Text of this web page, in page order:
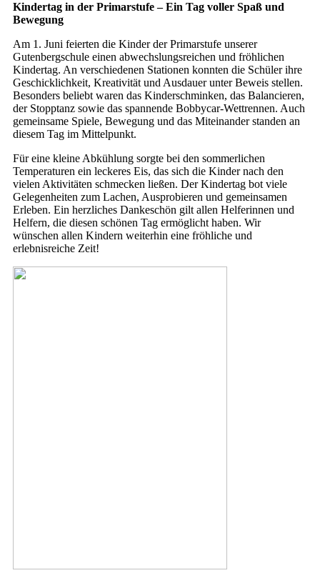
Kindertag in der Primarstufe – Ein Tag voller Spaß und
Bewegung
Am 1. Juni feierten die Kinder der Primarstufe unserer
Gutenbergschule einen abwechslungsreichen und fröhlichen
Kindertag. An verschiedenen Stationen konnten die Schüler ihre
Geschicklichkeit, Kreativität und Ausdauer unter Beweis stellen.
Besonders beliebt waren das Kinderschminken, das Balancieren,
der Stopptanz sowie das spannende Bobbycar-Wettrennen. Auch
gemeinsame Spiele, Bewegung und das Miteinander standen an
diesem Tag im Mittelpunkt.
Für eine kleine Abkühlung sorgte bei den sommerlichen
Temperaturen ein leckeres Eis, das sich die Kinder nach den
vielen Aktivitäten schmecken ließen. Der Kindertag bot viele
Gelegenheiten zum Lachen, Ausprobieren und gemeinsamen
Erleben. Ein herzliches Dankeschön gilt allen Helferinnen und
Helfern, die diesen schönen Tag ermöglicht haben. Wir
wünschen allen Kindern weiterhin eine fröhliche und
erlebnisreiche Zeit!